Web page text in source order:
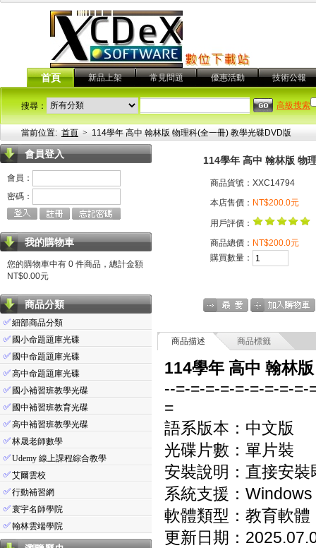
首頁 新品上架 常見問題 優惠活動 技術公報
搜尋： 高級搜索
當前位置: 首頁 > 114學年 高中 翰林版 物理科(全一冊) 教學光碟DVD版
會員登入
會員：
密碼：
我的購物車
您的購物車中有 0 件商品，總計金額
NT$0.00元
商品分類
✅細部商品分類
✅ 國小命題題庫光碟
✅ 國中命題題庫光碟
✅高中命題題庫光碟
✅ 國小補習班教學光碟
✅ 國中補習班教育光碟
✅高中補習班教學光碟
✅林晟老師數學
✅Udemy 線上課程綜合教學
✅艾爾雲校
✅行動補習網
✅寰宇名師學院
✅翰林雲端學院
114學年 高中 翰林版 物
商品貨號：XXC14794
本店售價： NT$200.0元
用戶評價：
商品總價： NT$200.0元
購買數量：
商品描述 商品標籤
114學年 高中 翰林
--=-=-=-=-=-=-=-=-=-
=
語系版本：中文版
光碟片數：單片裝
安裝說明：直接安裝
系統支援：
軟體類型：教育軟體
更新日期：